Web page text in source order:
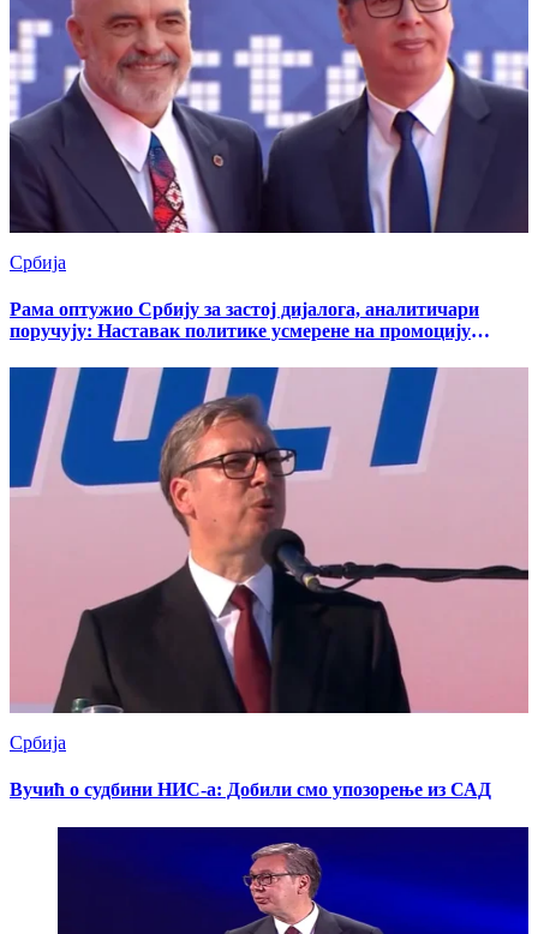
Србија
Рама оптужио Србију за застој дијалога, аналитичари
поручују: Наставак политике усмерене на промоцију
Србија
Вучић о судбини НИС-а: Добили смо упозорење из САД